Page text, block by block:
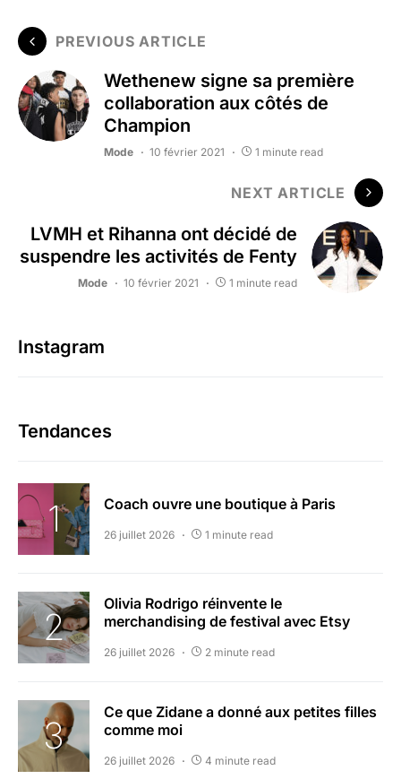
PREVIOUS ARTICLE
Wethenew signe sa première
collaboration aux côtés de
Champion
Mode 10 février 2021 1 minute read
NEXT ARTICLE
LVMH et Rihanna ont décidé de
suspendre les activités de Fenty
Mode 10 février 2021 1 minute read
Instagram
Tendances
Coach ouvre une boutique à Paris
26 juillet 2026 1 minute read
Olivia Rodrigo réinvente le
merchandising de festival avec Etsy
26 juillet 2026 2 minute read
Ce que Zidane a donné aux petites filles
comme moi
26 juillet 2026 4 minute read